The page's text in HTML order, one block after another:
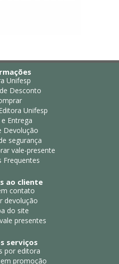
Unifesp
Desconto
Unifesp
Entrega
Devolução
segurança
vale-presente
Frequentes
ao cliente
contato
devolução
do site
presentes
serviços
por editora
promoção